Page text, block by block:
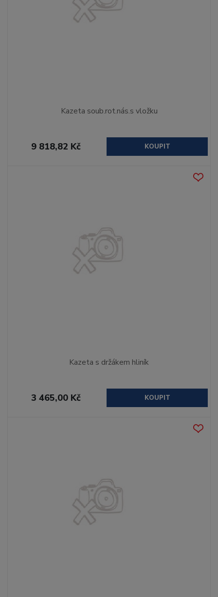
Kazeta soub.rot.nás.s vložku
9 818,82 Kč KOUPIT
Kazeta s držákem hliník
3 465,00 Kč KOUPIT